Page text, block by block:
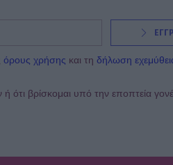
όρους χρήσης και τη δήλωση
ότι βρίσκομαι υπό την εποπτεία